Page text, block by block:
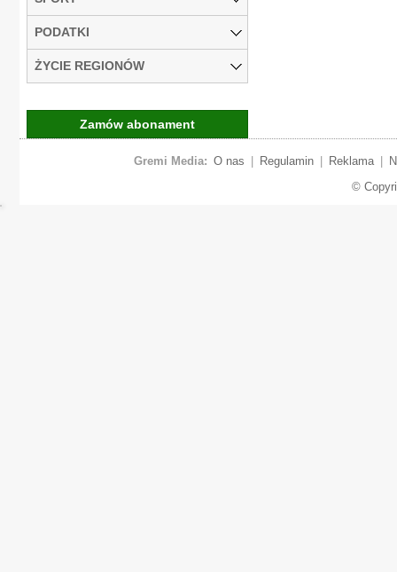
PODATKI
ŻYCIE REGIONÓW
Zamów abonament
Gremi Media: O nas Regulamin Reklama
©